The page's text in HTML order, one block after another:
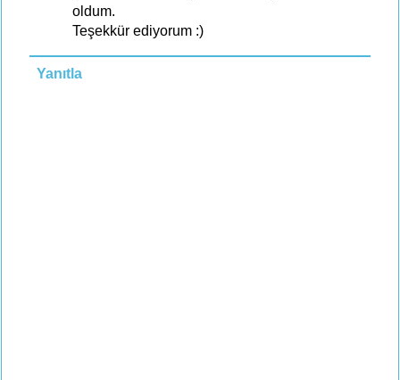
oldum.
Teşekkür ediyorum :)
Yanıtla